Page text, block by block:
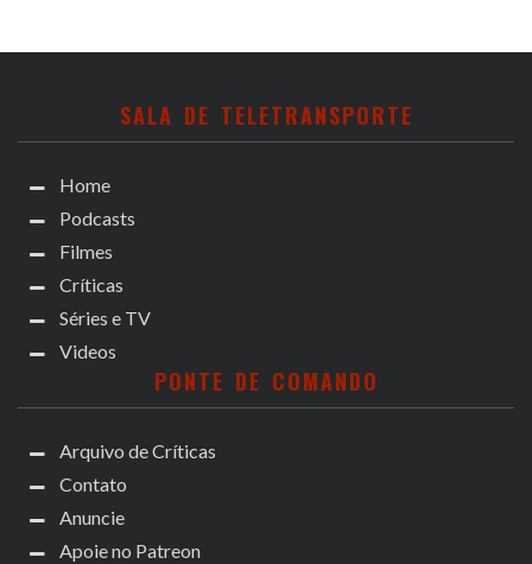
SALA DE TELETRANSPORTE
Home
Podcasts
Filmes
Críticas
Séries e TV
Videos
PONTE DE COMANDO
Arquivo de Críticas
Contato
Anuncie
Apoie no Patreon